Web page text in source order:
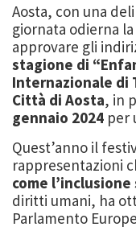
Aosta, con una
giornata odierna la
approvare gli
stagione di
Internazionale di
Città di Aosta, in
gennaio 2024 per
Quest’anno il
rappresentazioni
come
diritti umani, ha
Parlamento